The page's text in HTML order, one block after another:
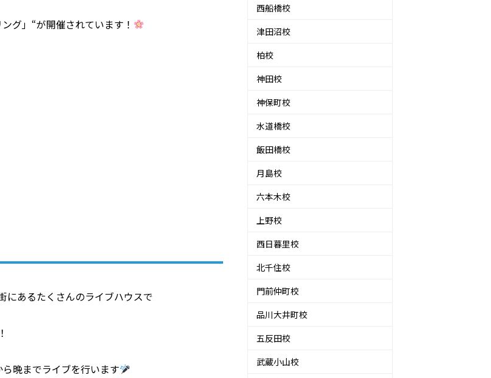
グ」“が開催されています！
にあるたくさんのライブハウスで
晩までライブを行います
西船橋校
津田沼校
柏校
神田校
神保町校
水道橋校
飯田橋校
月島校
六本木校
上野校
西日暮里校
北千住校
門前仲町校
品川大井町校
五反田校
武蔵小山校